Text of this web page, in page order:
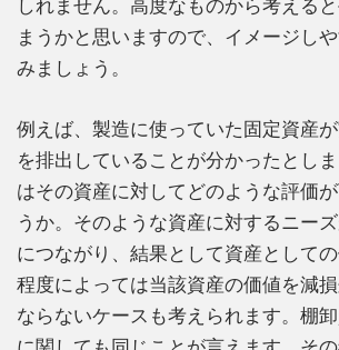
しれません。高度なものから考える
まうかと思いますので、イメージし
みましょう。
例えば、製造に使っていた固定資産
を排出していることが分かったとし
はその資産に対してどのような評価
うか。そのような資産に対するニー
につながり、結果として資産としての
程度によっては当該資産の価値を減
ならないケースも考えられます。棚